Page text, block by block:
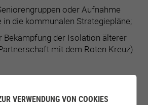
oder Aufnahme
in die kommunalen Strategiepläne;
Bekämpfung der Isolation älterer
mit dem Roten Kreuz).
VERWENDUNG VON COOKIES